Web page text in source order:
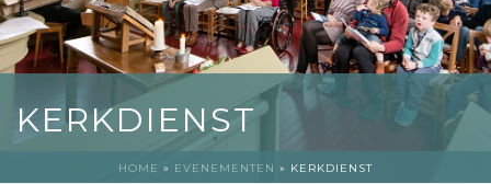
KERKDIENST
HOME » EVENEMENTEN » KERKDIENST